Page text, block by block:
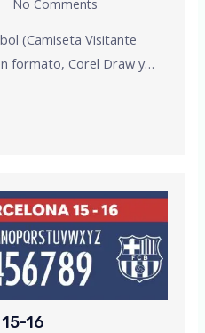
No Comments
(Camiseta Visitante
formato, Corel Draw y…
16